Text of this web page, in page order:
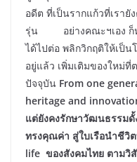
อดีต ที่เป็นรากแก้วที่เรา
รุ่น อย่างคณะฯเอง ก็ห
ได้ไปต่อ พลิกวิกฤติให้เป็
อยู่แล้ว เพิ่มเติมของใหม่ที่
ปัจจุบัน From one
heritage and
แต่ยังคงรักษาวัฒนธรรมดั้
ทรงคุณค่า สู่ใบเรือนำชีวิ
life ของสังคมไทย ตาม